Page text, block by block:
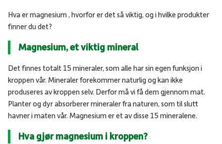
Hva er magnesium , hvorfor er det så viktig, og i hvilke produkter
finner du det?
Magnesium, et viktig mineral
Det finnes totalt 15 mineraler, som alle har sin egen funksjon i
kroppen vår. Mineraler forekommer naturlig og kan ikke
produseres av kroppen selv. Derfor må vi få dem gjennom mat.
Planter og dyr absorberer mineraler fra naturen, som til slutt
havner i maten vår. Magnesium er et av disse 15 mineralene.
Hva gjør magnesium i kroppen?